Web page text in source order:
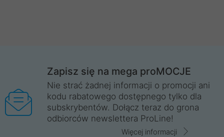
Zapisz się na mega proMOCJE
Nie strać żadnej informacji o promocji ani
kodu rabatowego dostępnego tylko dla
subskrybentów. Dołącz teraz do grona
odbiorców newslettera ProLine!
Więcej informacji